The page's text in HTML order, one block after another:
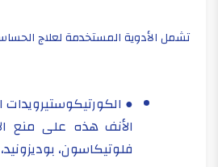
تشمل الأدوية المستخدمة لعلاج
● الكورتيكوستيرويدات
الأنف هذه على منع
فلوتيكاسون،